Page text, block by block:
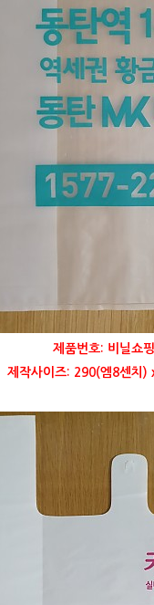
제품번호: 비닐쇼
제작사이즈: 290(엠8센치)